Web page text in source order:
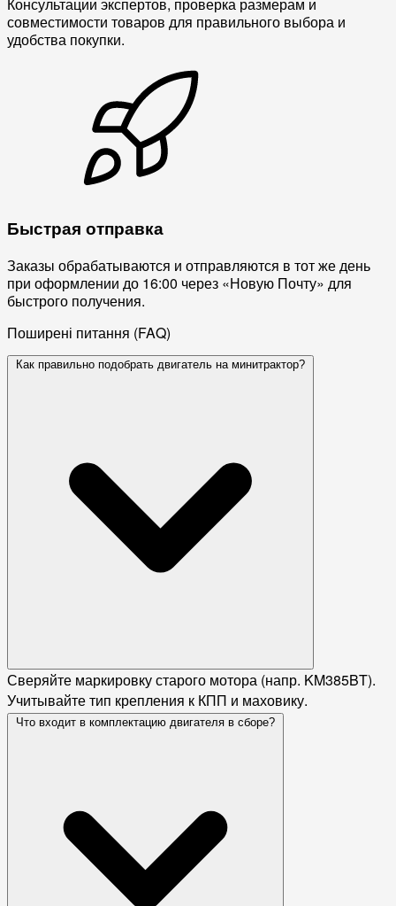
совместимости товаров для правильного выбора и
удобства покупки.
Быстрая отправка
Заказы обрабатываются и отправляются в тот же день
при оформлении до 16:00 через «Новую Почту» для
быстрого получения.
Поширені питання (FAQ)
Как правильно подобрать двигатель на минитрактор?
Сверяйте маркировку старого мотора (напр. KM385BT).
Учитывайте тип крепления к КПП и маховику.
Что входит в комплектацию двигателя в сборе?